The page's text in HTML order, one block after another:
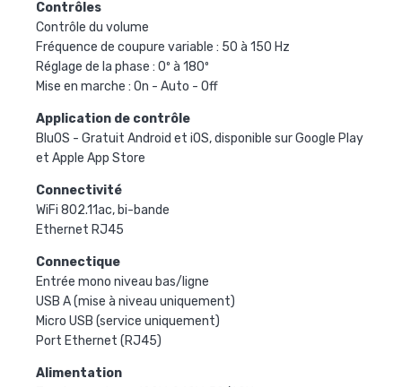
Contrôles
Contrôle du volume
Fréquence de coupure variable : 50 à 150 Hz
Réglage de la phase : 0º à 180º
Mise en marche : On - Auto - Off
Application de contrôle
BluOS - Gratuit Android et iOS, disponible sur Google Play
et Apple App Store
Connectivité
WiFi 802.11ac, bi-bande
Ethernet RJ45
Connectique
Entrée mono niveau bas/ligne
USB A (mise à niveau uniquement)
Micro USB (service uniquement)
Port Ethernet (RJ45)
Alimentation